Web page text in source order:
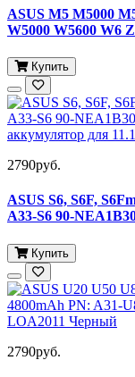
ASUS M5 M5000
W5000 W5600 W6
Купить
2790руб.
ASUS S6, S6F,
A33-S6 90-
Купить
2790руб.